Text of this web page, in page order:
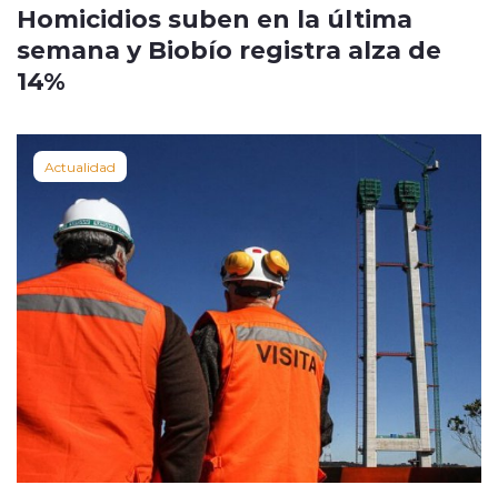
Homicidios suben en la última
semana y Biobío registra alza de
14%
Actualidad